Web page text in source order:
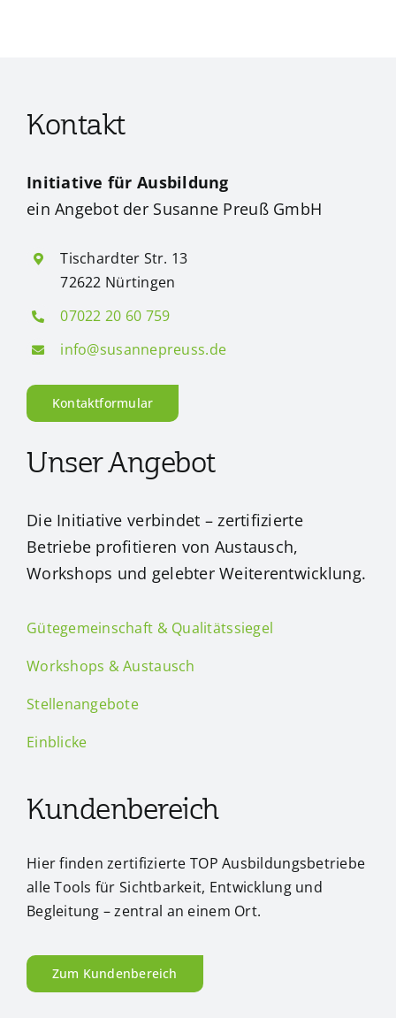
Kontakt
Initiative für Ausbildung
ein Angebot der Susanne Preuß GmbH
Tischardter Str. 13
72622 Nürtingen
07022 20 60 759
info@susannepreuss.de
Kontaktformular
Unser Angebot
Die Initiative verbindet – zertifizierte
Betriebe profitieren von Austausch,
Workshops und gelebter Weiterentwicklung.
Gütegemeinschaft & Qualitätssiegel
Workshops & Austausch
Stellenangebote
Einblicke
Kundenbereich
Hier finden zertifizierte TOP Ausbildungsbetriebe
alle Tools für Sichtbarkeit, Entwicklung und
Begleitung – zentral an einem Ort.
Zum Kundenbereich